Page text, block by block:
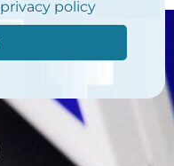
privacy policy